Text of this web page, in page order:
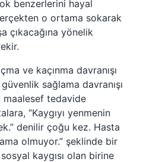
benzerlerini hayal
o ortama sokarak
çıkacağına yönelik
ve kaçınma davranışı
sağlama davranışı
tedavide
“Kaygıyı yenmenin
denilir çoğu kez. Hasta
olmuyor.” şeklinde bir
kaygısı olan birine